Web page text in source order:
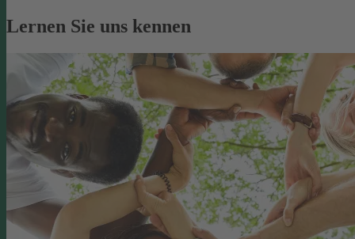
Lernen Sie uns kennen